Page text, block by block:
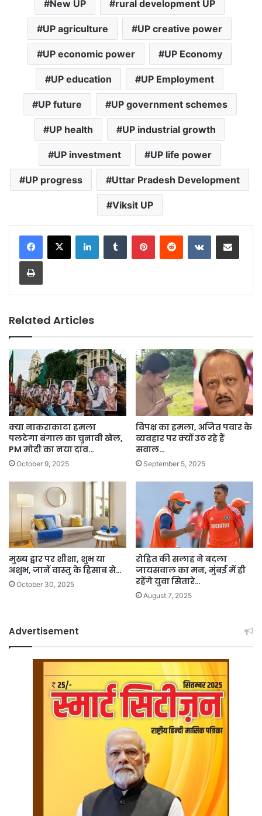
New UP rural development UP
UP agriculture UP creative power
UP economic power UP Economy
UP education UP Employment
UP future UP government schemes
UP health UP industrial growth
UP investment UP life power
UP progress Uttar Pradesh Development
Viksit UP
LinkedInTumblr PinterestReddit VKontakteShare via Email
Print
Related Articles
क्या नाकराकाटा हमला
पलटेगा बंगाल का चुनावी खेल,
PM मोदी का नया दांव…
October 9, 2025
विपक्ष का हमला, अजित पवार के
व्यवहार पर क्यों उठ रहे हैं
सवाल…
September 5, 2025
मुख्य द्वार पर शीशा, शुभ या
अशुभ, जानें वास्तु के हिसाब से…
October 30, 2025
रोहित की सलाह ने बदला
जायसवाल का मन, मुंबई में ही
रहेंगे युवा सितारे…
August 7, 2025
Advertisement